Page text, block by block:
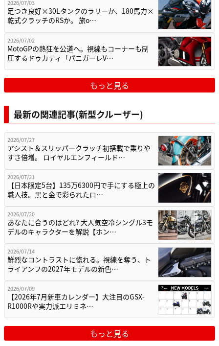
2026/07/03
足つき良好×30Lタンクのラリーか、180馬力×
乾式クラッチのRSか。 旅o…
2026/07/02
MotoGPの熱狂を公道へ。視線もコーナーも制
圧するドゥカティ「パニガーレV…
もっと見る
最新の関連記事(新型クルーザー)
2026/07/27
アシスト＆スリッパークラッチ初搭載で乗りや
すさ倍増。 ロイヤルエンフィールド…
2026/07/21
【日本限定5台】135万6300円で手にする極上の
職人技。黒と金で彩られたロ…
2026/07/20
あなたに合うのはどれ? 大人気空冷シングル3モ
デルのキャラクターを解説【ホン…
2026/07/14
鮮烈なコントラストに惚れる。視線を奪う、ト
ライアンフの2027年モデルの新色…
2026/07/09
【2026年7月新車カレンダー】大注目のGSX-
R1000Rや実力派エリミネ…
もっと見る